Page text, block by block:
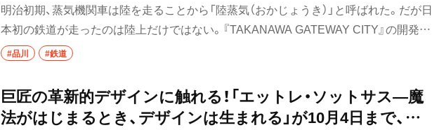
明治初期、蒸気機関車は陸を走ることから「陸蒸気（おかじょうき）」と呼ばれた。だが日
本初の鉄道が走ったのは陸上だけではない。『TAKANAWA GATEWAY CITY』の開発に
携わった、JR東日本マーケティング本部の武田幸彦さんにお話を伺った。
#品川 #鉄道
巨匠の革新的デザインに触れる！「エットレ・ソットサス―魔
法がはじまるとき、デザインは生まれる」が10月4日まで、京